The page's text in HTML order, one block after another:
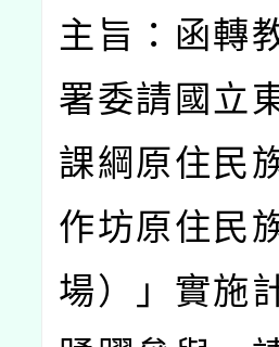
主旨：函轉
署委請國立
課綱原住民
作坊原住民
場）」實施